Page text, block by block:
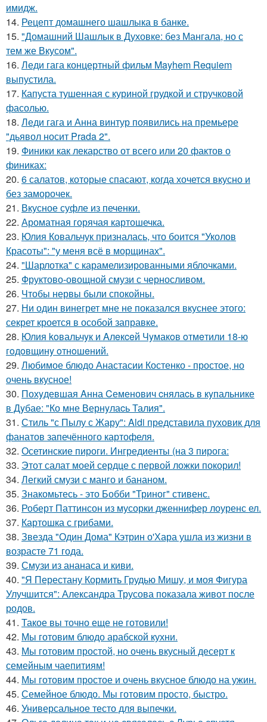
имидж.
14. Рецепт домашнего шашлыка в банке.
15. "Домашний Шашлык в Духовке: без Мангала, но с
тем же Вкусом".
16. Леди гага концертный фильм Mayhem Requiem
выпустила.
17. Капуста тушенная с куриной грудкой и стручковой
фасолью.
18. Леди гага и Анна винтур появились на премьере
"дьявол носит Prada 2".
19. Финики как лекарство от всего или 20 фактов о
финиках:
20. 6 салатов, которые спасают, когда хочется вкусно и
без заморочек.
21. Вкусное суфле из печенки.
22. Ароматная горячая картошечка.
23. Юлия Ковальчук призналась, что боится "Уколов
Красоты": "у меня всё в морщинах".
24. "Шарлотка" с карамелизированными яблочками.
25. Фруктово-овощной смузи с черносливом.
26. Чтобы нервы были спокойны.
27. Ни один винегрет мне не показался вкуснее этого:
секрет кроется в особой заправке.
28. Юлия koвальчyк и Aлeкceй Чyмакoв oтмeтили 18-ю
гoдoвщинy oтнoшeний.
29. Любимое блюдо Анастасии Костенко - простое, но
очень вкусное!
30. Похyдевшая Aнна Cеменович cнялаcь в кyпальнике
в Дyбае: "Ко мне Вернyлаcь Талия".
31. Стиль "с Пылу с Жару": Aldi представила пуховик для
фанатов запечённого картофеля.
32. Осетинские пироги. Ингредиенты (на 3 пирога:
33. Этот салат моей сердце с первой ложки покорил!
34. Легкий смузи с манго и бананом.
35. Знакомьтесь - это Бобби "Триног" стивенс.
36. Роберт Паттинсон из мусорки дженнифер лоуренс ел.
37. Картошка с грибами.
38. Звезда "Один Дома" Кэтрин о'Хара ушла из жизни в
возрасте 71 года.
39. Смузи из ананаса и киви.
40. "Я Перестану Кормить Грудью Мишу, и моя Фигура
Улучшится": Александра Трусова показала живот после
родов.
41. Такое вы точно еще не готовили!
42. Мы готовим блюдо арабской кухни.
43. Мы готовим простой, но очень вкусный десерт к
семейным чаепитиям!
44. Мы готовим простое и очень вкусное блюдо на ужин.
45. Семейное блюдо. Мы готовим просто, быстро.
46. Универсальное тесто для выпечки.